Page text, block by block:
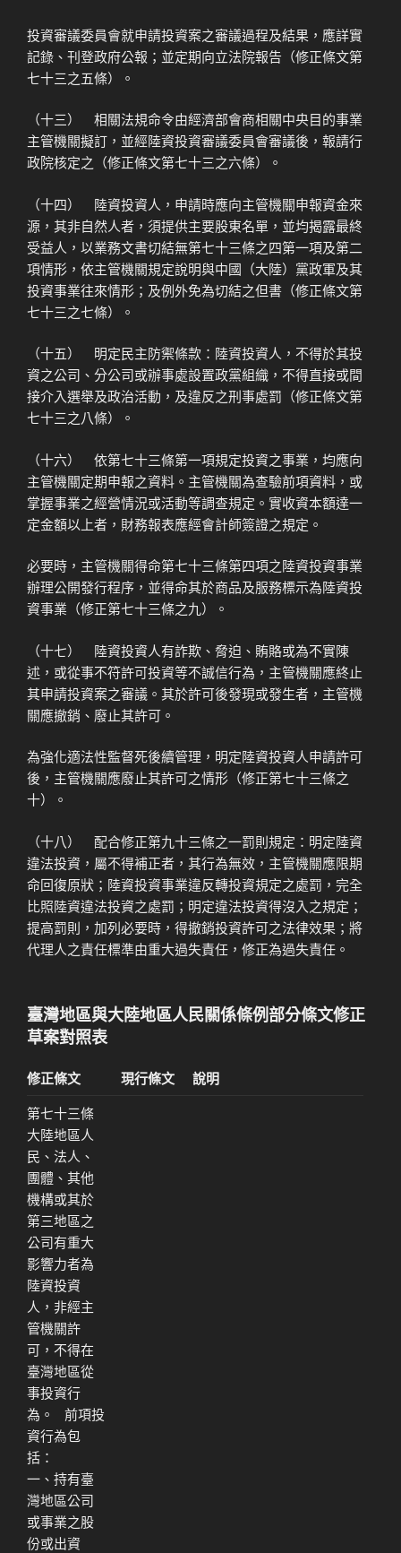
投資審議委員會就申請投資案之審議過程及結果，應詳實
記錄、刊登政府公報；並定期向立法院報告（修正條文第
七十三之五條）。
（十三） 相關法規命令由經濟部會商相關中央目的事業
主管機關擬訂，並經陸資投資審議委員會審議後，報請行
政院核定之（修正條文第七十三之六條）。
（十四） 陸資投資人，申請時應向主管機關申報資金來
源，其非自然人者，須提供主要股東名單，並均揭露最終
受益人，以業務文書切結無第七十三條之四第一項及第二
項情形，依主管機關規定說明與中國（大陸）黨政軍及其
投資事業往來情形；及例外免為切結之但書（修正條文第
七十三之七條）。
（十五） 明定民主防禦條款：陸資投資人，不得於其投
資之公司、分公司或辦事處設置政黨組織，不得直接或間
接介入選舉及政治活動，及違反之刑事處罰（修正條文第
七十三之八條）。
（十六） 依第七十三條第一項規定投資之事業，均應向
主管機關定期申報之資料。主管機關為查驗前項資料，或
掌握事業之經營情況或活動等調查規定。實收資本額達一
定金額以上者，財務報表應經會計師簽證之規定。
必要時，主管機關得命第七十三條第四項之陸資投資事業
辦理公開發行程序，並得命其於商品及服務標示為陸資投
資事業（修正第七十三條之九）。
（十七） 陸資投資人有詐欺、脅迫、賄賂或為不實陳
述，或從事不符許可投資等不誠信行為，主管機關應終止
其申請投資案之審議。其於許可後發現或發生者，主管機
關應撤銷、廢止其許可。
為強化適法性監督死後續管理，明定陸資投資人申請許可
後，主管機關應廢止其許可之情形（修正第七十三條之
十）。
（十八） 配合修正第九十三條之一罰則規定：明定陸資
違法投資，屬不得補正者，其行為無效，主管機關應限期
命回復原狀；陸資投資事業違反轉投資規定之處罰，完全
比照陸資違法投資之處罰；明定違法投資得沒入之規定；
提高罰則，加列必要時，得撤銷投資許可之法律效果；將
代理人之責任標準由重大過失責任，修正為過失責任。
臺灣地區與大陸地區人民關係條例部分條文修正
草案對照表
修正條文 現行條文 說明
第七十三條
大陸地區人
民、法人、
團體、其他
機構或其於
第三地區之
公司有重大
影響力者為
陸資投資
人，非經主
管機關許
可，不得在
臺灣地區從
事投資行
為。 前項投
資行為包
括：
一、持有臺
灣地區公司
或事業之股
份或出資